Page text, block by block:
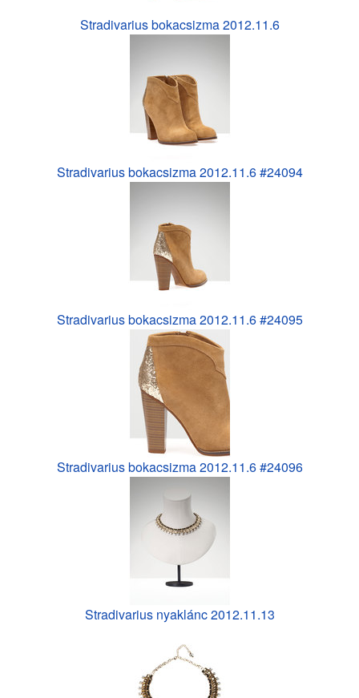
Stradivarius bokacsizma 2012.11.6
Stradivarius bokacsizma 2012.11.6 #24094
Stradivarius bokacsizma 2012.11.6 #24095
Stradivarius bokacsizma 2012.11.6 #24096
Stradivarius nyaklánc 2012.11.13